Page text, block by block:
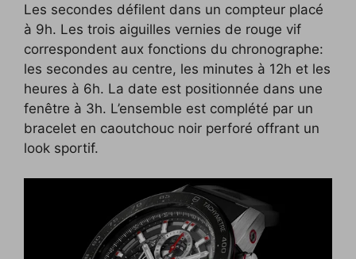
Les secondes défilent dans un compteur placé
à 9h. Les trois aiguilles vernies de rouge vif
correspondent aux fonctions du chronographe:
les secondes au centre, les minutes à 12h et les
heures à 6h. La date est positionnée dans une
fenêtre à 3h. L’ensemble est complété par un
bracelet en caoutchouc noir perforé offrant un
look sportif.